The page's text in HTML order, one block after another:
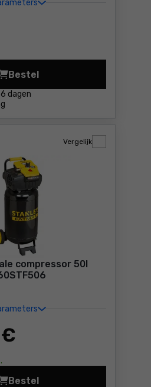
dagen
Bestel
Hybride compressor 6l
compressor 50l
Vergelijk
Bestel